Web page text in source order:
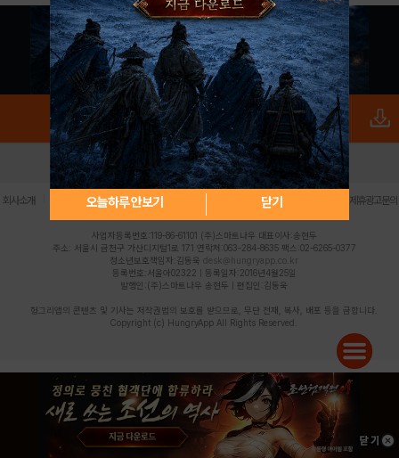
오늘하루 안보기 닫기
로그인 PC버전 전체앱
회사소개 | 개인정보 처리방침 불법촬영물 신고센터 제휴광고문의
사업자등록번호:119-86-61101 (주)스마트나우 대표이사:송현두
주소: 서울시 금천구 가산디지털1로 171 연락처:063-284-8635 팩스:02-6265-0377
청소년보호책임자:김동욱 desk@hungryapp.co.kr
등록번호:서울아02322 | 등록일자:2016년4월25일
발행인:(주)스마트나우 송현두 | 편집인:김동욱
헝그리앱의 콘텐츠 및 기사는 저작권법의 보호를 받으므로, 무단 전재, 복사, 배포 등을 금합니다.
Copyright (c) HungryApp All Rights Reserved.